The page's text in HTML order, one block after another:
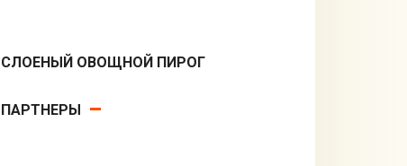
СЛОЕНЫЙ ОВОЩНОЙ ПИРОГ
ПАРТНЕРЫ